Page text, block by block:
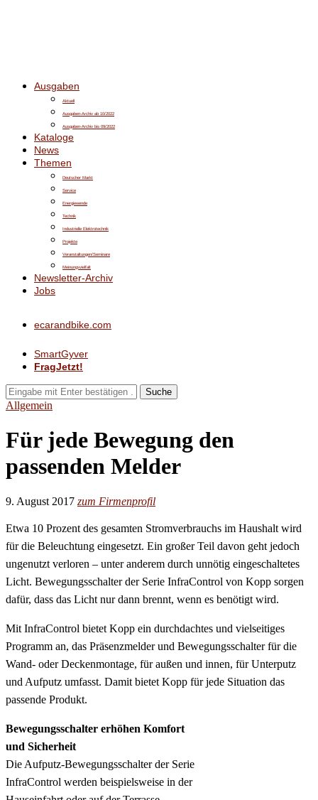
Ausgaben
Aktuell
Ausgaben-Archiv ab 10/2022
Ausgaben-Archiv bis 09/2022
Kataloge
News
Themen
Deutscher Markt
Service
Energiewende
Technik
Industrielle Elektrotechnik
Projekte
Veranstaltungen/Seminare
Meinungsvielfalt
Newsletter-Archiv
Jobs
ecarandbike.com
SmartGyver
FragJetzt!
Suche
Allgemein
Für jede Bewegung den
passenden Melder
9. August 2017 zum Firmenprofil
Etwa 10 Prozent des gesamten Stromverbrauchs im Haushalt wird
für die Beleuchtung eingesetzt. Ein großer Teil davon geht jedoch
ungenutzt verloren – unter anderem durch unnötig eingeschaltetes
Licht. Bewegungsschalter der Serie InfraControl von Kopp sorgen
dafür, dass das Licht nur dann brennt, wenn es benötigt wird.
Mit InfraControl bietet Kopp ein durchdachtes und vielseitiges
Programm an, das Präsenzmelder und Bewegungsschalter für die
Wand- oder Deckenmontage, für außen und innen, für Unterputz
und Aufputz umfasst. Damit bietet Kopp für jede Situation das
passende Produkt.
Bewegungsschalter erhöhen Komfort
und Sicherheit
Die Aufputz-Bewegungsschalter der Serie
InfraControl werden beispielsweise in der